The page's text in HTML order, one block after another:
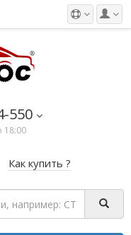
550
18:00
Как купить ?